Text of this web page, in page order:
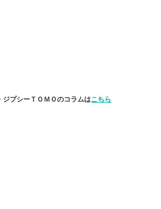
プシーＴＯＭＯのコラムはこちら